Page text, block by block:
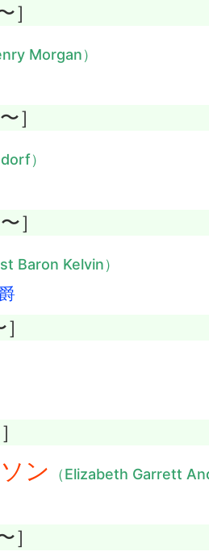
］
Morgan）
］
）
］
Baron Kelvin）
ン （Elizabeth Garrett